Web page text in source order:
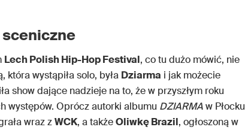
Lech Polish Hip-Hop Festival, co tu dużo mówić, nie
która wystąpiła solo, była Dziarma i jak możecie
show dające nadzieje na to, że w przyszłym roku
występów. Oprócz autorki albumu DZIARMAw Płocku
wraz zWCK, a takżeOliwkę Brazil, ogłoszoną w